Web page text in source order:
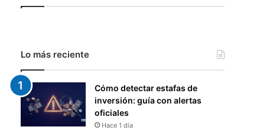
Lo más reciente
Cómo detectar estafas de
inversión: guía con alertas
oficiales
Hace 1 día